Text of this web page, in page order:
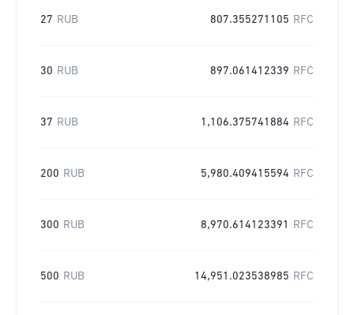
27 RUB 807.355271105 RFC
30 RUB 897.061412339 RFC
37 RUB 1,106.375741884 RFC
200 RUB 5,980.409415594 RFC
300 RUB 8,970.614123391 RFC
500 RUB 14,951.023538985 RFC